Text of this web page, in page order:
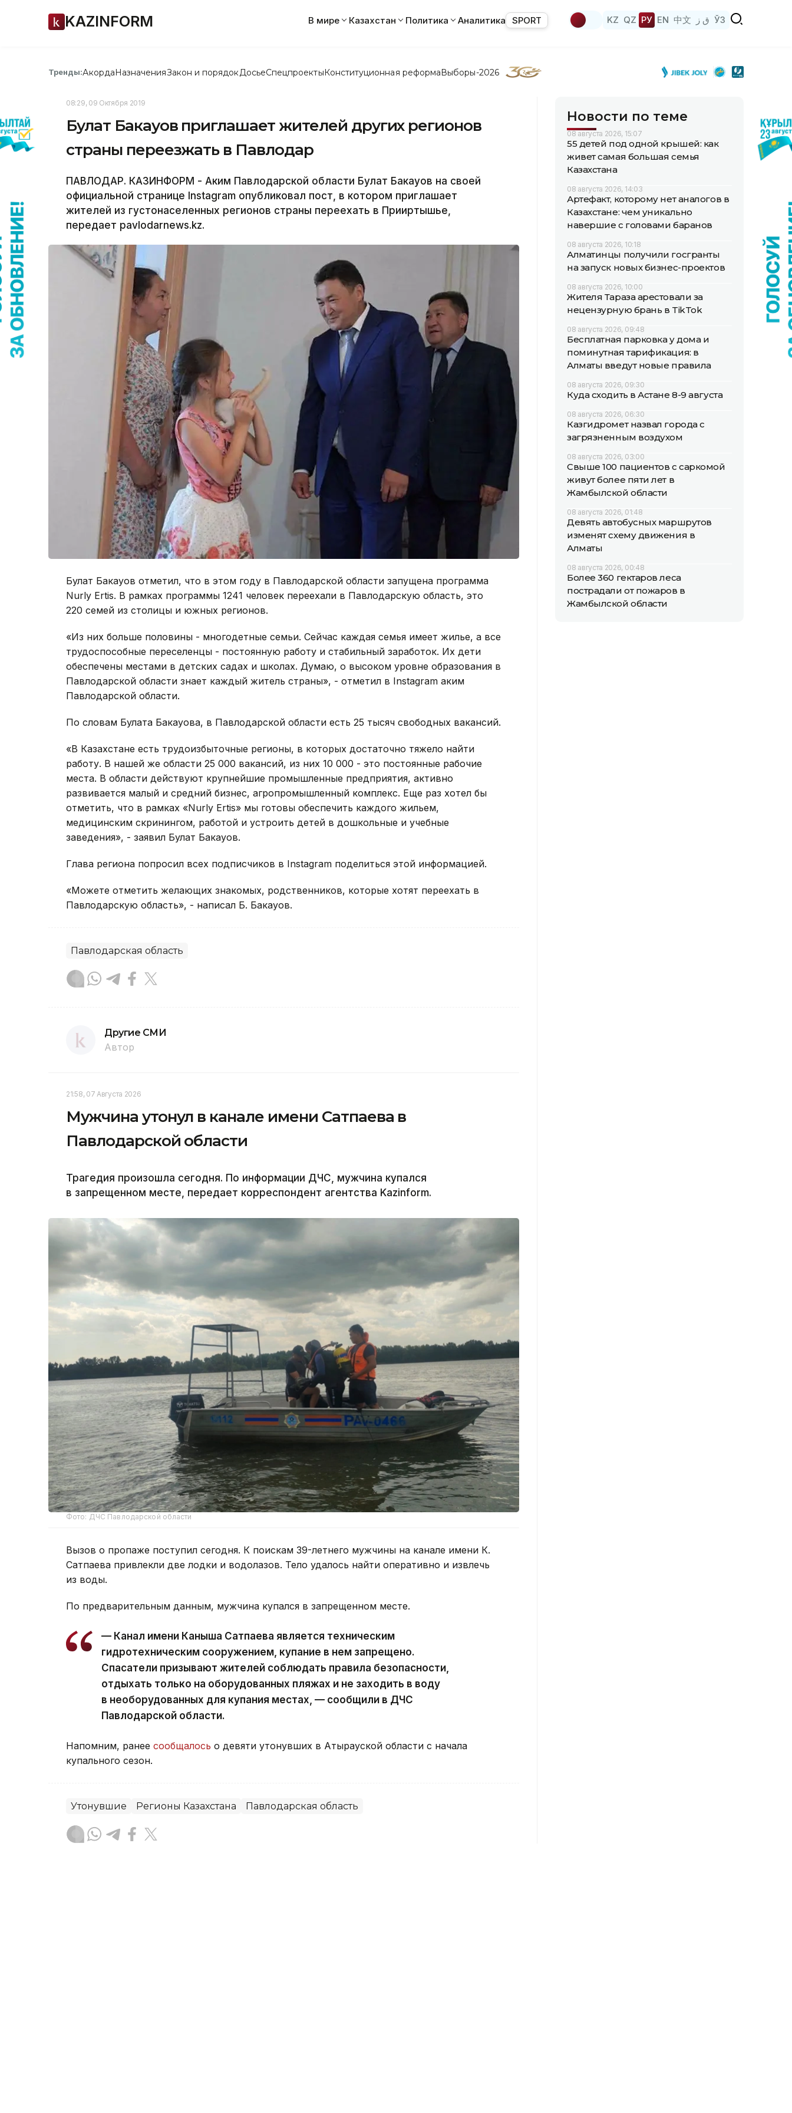
KAZINFORM В мире Казахстан Политика Аналитика SPORT KZ QZ РУ EN 中文 ق ز ЎЗ
Тренды:АкордаНазначенияЗакон и порядок ДосьеСпецпроектыКонституционная реформаВыборы-2026
08:29, 09 Октября 2019
Булат Бакауов приглашает жителей других регионов
страны переезжать в Павлодар
ПАВЛОДАР. КАЗИНФОРМ - Аким Павлодарской области Булат Бакауов на своей
официальной странице Instagram опубликовал пост, в котором приглашает
жителей из густонаселенных регионов страны переехать в Прииртышье,
передает pavlodarnews.kz.
Булат Бакауов отметил, что в этом году в Павлодарской области запущена программа
Nurly Ertis. В рамках программы 1241 человек переехали в Павлодарскую область, это
220 семей из столицы и южных регионов.
«Из них больше половины - многодетные семьи. Сейчас каждая семья имеет жилье, а все
трудоспособные переселенцы - постоянную работу и стабильный заработок. Их дети
обеспечены местами в детских садах и школах. Думаю, о высоком уровне образования в
Павлодарской области знает каждый житель страны», - отметил в Instagram аким
Павлодарской области.
По словам Булата Бакауова, в Павлодарской области есть 25 тысяч свободных вакансий.
«В Казахстане есть трудоизбыточные регионы, в которых достаточно тяжело найти
работу. В нашей же области 25 000 вакансий, из них 10 000 - это постоянные рабочие
места. В области действуют крупнейшие промышленные предприятия, активно
развивается малый и средний бизнес, агропромышленный комплекс. Еще раз хотел бы
отметить, что в рамках «Nurly Ertis» мы готовы обеспечить каждого жильем,
медицинским скринингом, работой и устроить детей в дошкольные и учебные
заведения», - заявил Булат Бакауов.
Глава региона попросил всех подписчиков в Instagram поделиться этой информацией.
«Можете отметить желающих знакомых, родственников, которые хотят переехать в
Павлодарскую область», - написал Б. Бакауов.
Павлодарская область
Другие СМИ
Автор
21:58, 07 Августа 2026
Мужчина утонул в канале имени Сатпаева в
Павлодарской области
Трагедия произошла сегодня. По информации ДЧС, мужчина купался
в запрещенном месте, передает корреспондент агентства Kazinform.
Фото: ДЧС Павлодарской области
Вызов о пропаже поступил сегодня. К поискам 39-летнего мужчины на канале имени К.
Сатпаева привлекли две лодки и водолазов. Тело удалось найти оперативно и извлечь
из воды.
По предварительным данным, мужчина купался в запрещенном месте.
— Канал имени Каныша Сатпаева является техническим
гидротехническим сооружением, купание в нем запрещено.
Спасатели призывают жителей соблюдать правила безопасности,
отдыхать только на оборудованных пляжах и не заходить в воду
в необорудованных для купания местах, — сообщили в ДЧС
Павлодарской области.
Напомним, ранее сообщалось о девяти утонувших в Атырауской области с начала
купального сезон.
Утонувшие Регионы Казахстана Павлодарская область
Новости по теме
08 августа 2026, 15:07
55 детей под одной крышей: как
живет самая большая семья
Казахстана
08 августа 2026, 14:03
Артефакт, которому нет аналогов в
Казахстане: чем уникально
навершие с головами баранов
08 августа 2026, 10:18
Алматинцы получили госгранты
на запуск новых бизнес-проектов
08 августа 2026, 10:00
Жителя Тараза арестовали за
нецензурную брань в TikTok
08 августа 2026, 09:48
Бесплатная парковка у дома и
поминутная тарификация: в
Алматы введут новые правила
08 августа 2026, 09:30
Куда сходить в Астане 8-9 августа
08 августа 2026, 06:30
Казгидромет назвал города с
загрязненным воздухом
08 августа 2026, 03:00
Свыше 100 пациентов с саркомой
живут более пяти лет в
Жамбылской области
08 августа 2026, 01:48
Девять автобусных маршрутов
изменят схему движения в
Алматы
08 августа 2026, 00:48
Более 360 гектаров леса
пострадали от пожаров в
Жамбылской области